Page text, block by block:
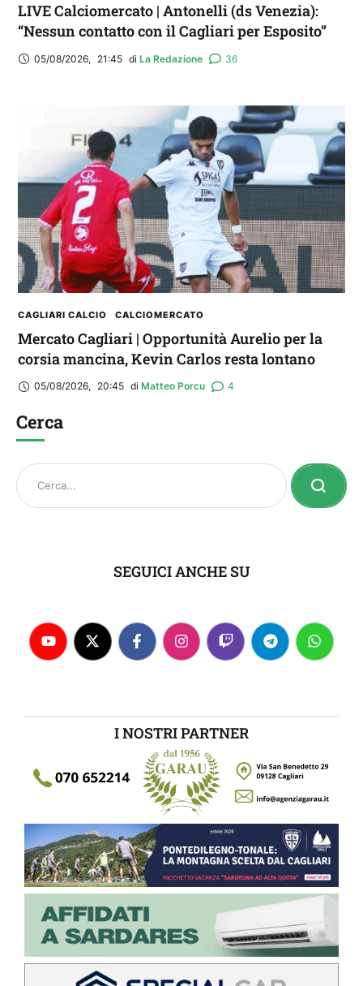
LIVE Calciomercato | Antonelli (ds Venezia):
“Nessun contatto con il Cagliari per Esposito”
05/08/2026, 21:45 di La Redazione 36
CAGLIARI CALCIO CALCIOMERCATO
Mercato Cagliari | Opportunità Aurelio per la
corsia mancina, Kevin Carlos resta lontano
05/08/2026, 20:45 di Matteo Porcu 4
Cerca
SEGUICI ANCHE SU
I NOSTRI PARTNER